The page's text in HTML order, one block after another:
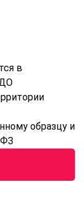
в
образцу и
ФЗ